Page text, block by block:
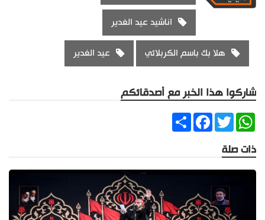
اناشيد عيد الغدير
هلا بك باسم الكربلائي عيد الغدير
شاركوا هذا الخبر مع أصدقائكم
ShareFacebookTwitter
WhatsApp
ذات صلة